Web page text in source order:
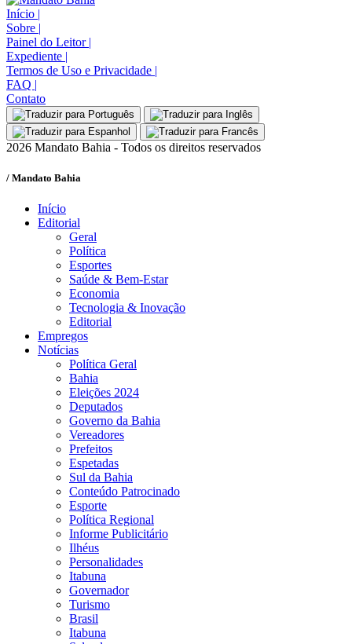
Início |
Sobre |
Painel do Leitor |
Expediente |
Termos de Uso e Privacidade |
FAQ |
Contato
2026 Mandato Bahia - Todos os direitos reservados
/ Mandato Bahia
Início
Editorial
Geral
Política
Esportes
Saúde & Bem-Estar
Economia
Tecnologia & Inovação
Editorial
Empregos
Notícias
Política Geral
Bahia
Eleições 2024
Deputados
Governo da Bahia
Vereadores
Prefeitos
Espetadas
Sul da Bahia
Conteúdo Patrocinado
Esporte
Política Regional
Informe Publicitário
Ilhéus
Personalidades
Itabuna
Governador
Turismo
Brasil
Itabuna